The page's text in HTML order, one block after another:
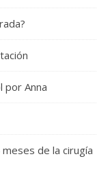
por Anna
de la cirugía